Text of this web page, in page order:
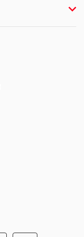
Dè ingrediënten voor een avond buitenspelen.